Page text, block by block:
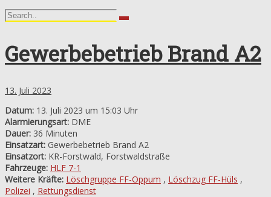
Gewerbebetrieb Brand A2
13. Juli 2023
Datum: 13. Juli 2023 um 15:03 Uhr
Alarmierungsart: DME
Dauer: 36 Minuten
Einsatzart: Gewerbebetrieb Brand A2
Einsatzort: KR-Forstwald, Forstwaldstraße
Fahrzeuge: HLF 7-1
Weitere Kräfte: Löschgruppe FF-Oppum , Löschzug FF-Hüls ,
Polizei , Rettungsdienst